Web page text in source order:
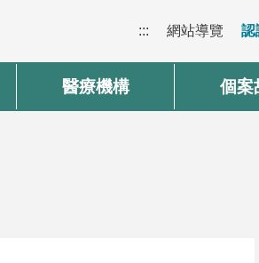
::: 網站導覽 認
醫療機構 個案